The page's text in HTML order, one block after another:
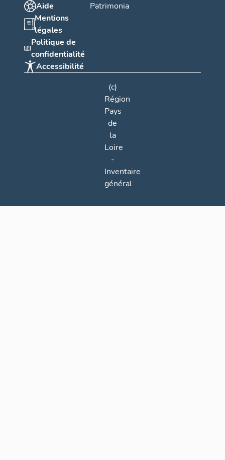
Aide
Mentions
légales
Politique de
confidentialité
Accessibilité
Patrimonia
(c)
Région
Pays
de
la
Loire
-
Inventaire
général